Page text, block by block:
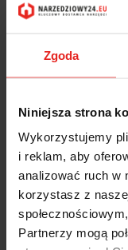
Zgoda
Niniejsza strona
Wykorzystujemy
i reklam, aby
analizować ruch w
korzystasz z
Partnerzy mogą
SZLIFIERKA